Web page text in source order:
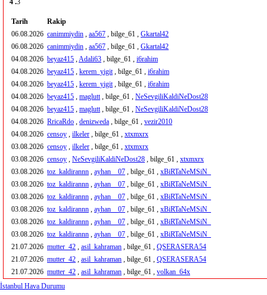
4 .3
Tarih
Rakip
06.08.2026 canimmiydin , aa567 , bilge_61 , Gkartal42
06.08.2026 canimmiydin , aa567 , bilge_61 , Gkartal42
04.08.2026 beyaz415 ,Adali63 , bilge_61 , i6rahim
04.08.2026 beyaz415 , kerem_yigit, bilge_61 , i6rahim
04.08.2026 beyaz415 , kerem_yigit, bilge_61 , i6rahim
04.08.2026 beyaz415 , maglutt, bilge_61 , NeSevgiliKaldiNeDost28
04.08.2026 beyaz415 , maglutt, bilge_61 , NeSevgiliKaldiNeDost28
04.08.2026 RricaRdo , denizweda , bilge_61 , vezir2010
04.08.2026 censoy , ilkeler , bilge_61 , xtxmxrx
03.08.2026 censoy , ilkeler , bilge_61 , xtxmxrx
03.08.2026 censoy , NeSevgiliKaldiNeDost28 , bilge_61 , xtxmxrx
03.08.2026 toz_kaldirannn , ayhan__07 , bilge_61 , xBiRTaNeMSiN_
03.08.2026 toz_kaldirannn , ayhan__07 , bilge_61 , xBiRTaNeMSiN_
03.08.2026 toz_kaldirannn , ayhan__07 , bilge_61 , xBiRTaNeMSiN_
03.08.2026 toz_kaldirannn , ayhan__07 , bilge_61 , xBiRTaNeMSiN_
03.08.2026 toz_kaldirannn , ayhan__07 , bilge_61 , xBiRTaNeMSiN_
03.08.2026 toz_kaldirannn , ayhan__07 , bilge_61 , xBiRTaNeMSiN_
21.07.2026 mutter_42 , asil_kahraman , bilge_61 , QSERASERA54
21.07.2026 mutter_42 , asil_kahraman , bilge_61 , QSERASERA54
21.07.2026 mutter_42 , asil_kahraman , bilge_61 , volkan_64x
İstanbul Hava Durumu